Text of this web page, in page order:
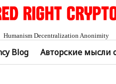
Humanism Decentralization Anonimity
Blog Авторские мысли